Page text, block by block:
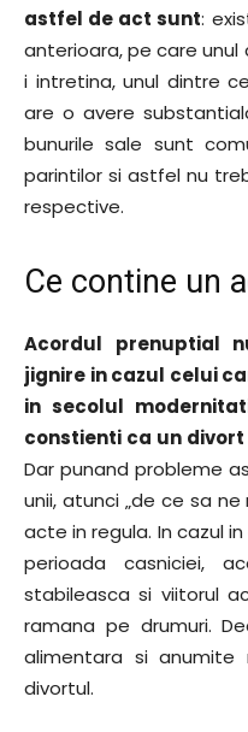
astfel de act sunt:
anterioara, pe care
i intretina, unul dintre
are o avere
bunurile sale sunt
parintilor si astfel nu
respective.
Ce contine un
Acordul prenuptial
jignire in cazul celui
in secolul
constienti ca un
Dar punand probleme
unii, atunci „de ce sa
acte in regula. In cazul
perioada casniciei,
stabileasca si viitorul
ramana pe drumuri.
alimentara si anumite
divortul.